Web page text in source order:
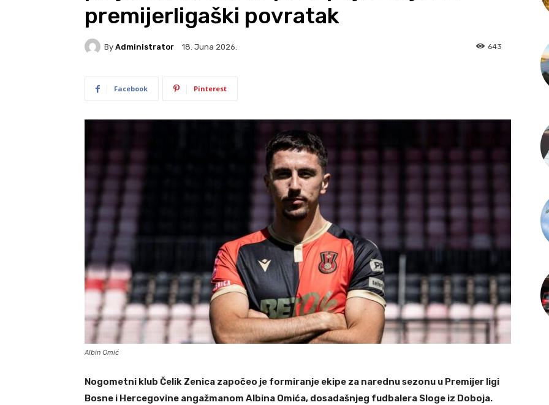
premijerligaški povratak
By Administrator 18. Juna 2026. 643
Facebook Pinterest
Albin Omić
Nogometni klub Čelik Zenica započeo je formiranje ekipe za narednu sezonu u Premijer ligi
Bosne i Hercegovine angažmanom Albina Omića, dosadašnjeg fudbalera Sloge iz Doboja.